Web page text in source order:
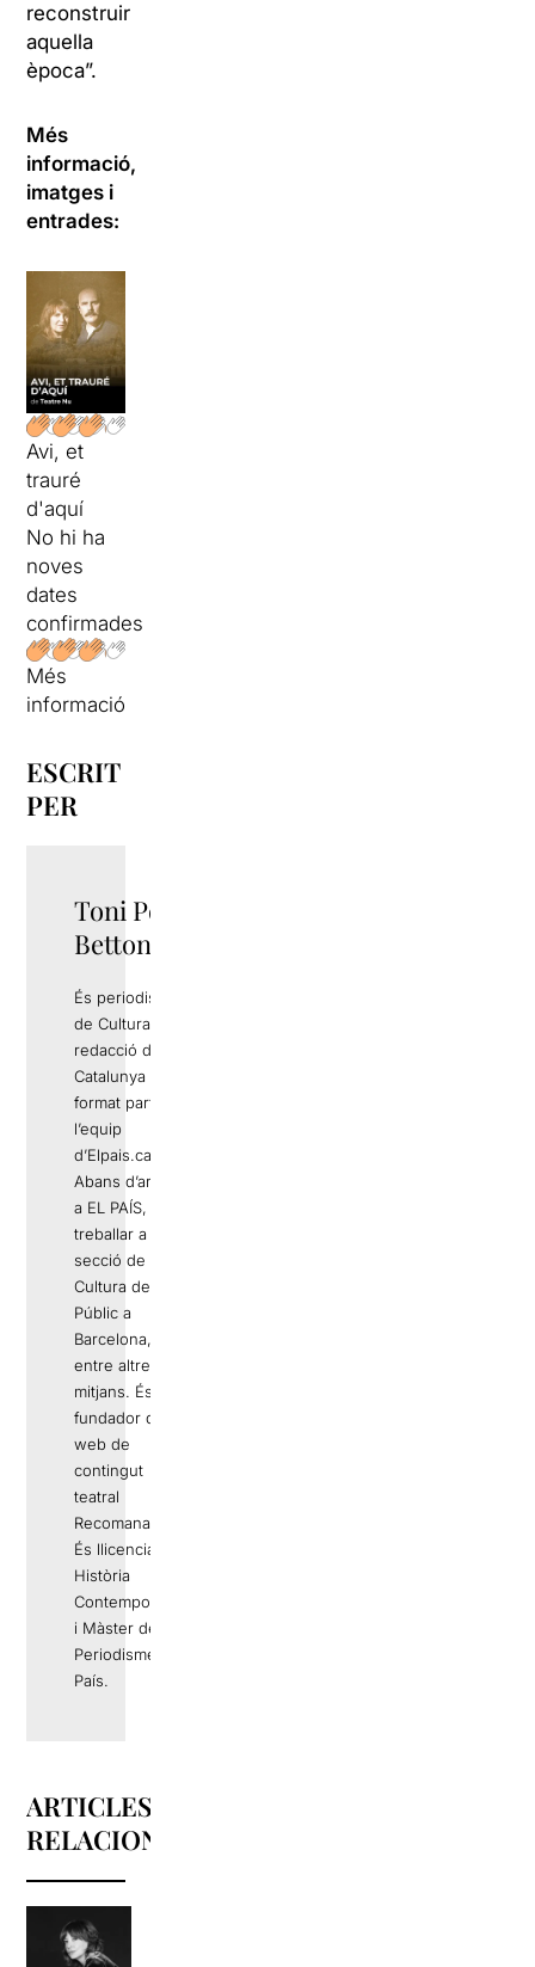
reconstruir
aquella
època”.
Més
informació,
imatges i
entrades:
Avi, et
trauré
d'aquí
No hi ha
noves
dates
confirmades
Més
informació
ESCRIT
PER
Toni Polo
Bettonica
És periodista
de Cultura a la
redacció de
Catalunya i ha
format part de
l’equip
d’Elpais.cat.
Abans d’arribar
a EL PAÍS, va
treballar a la
secció de
Cultura de
Públic a
Barcelona, ​​
entre altres
mitjans. És
fundador de la
web de
contingut
teatral
Recomana.cat.
És llicenciat en
Història
Contemporània
i Màster de
Periodisme El
País.
ARTICLES
RELACIONATS